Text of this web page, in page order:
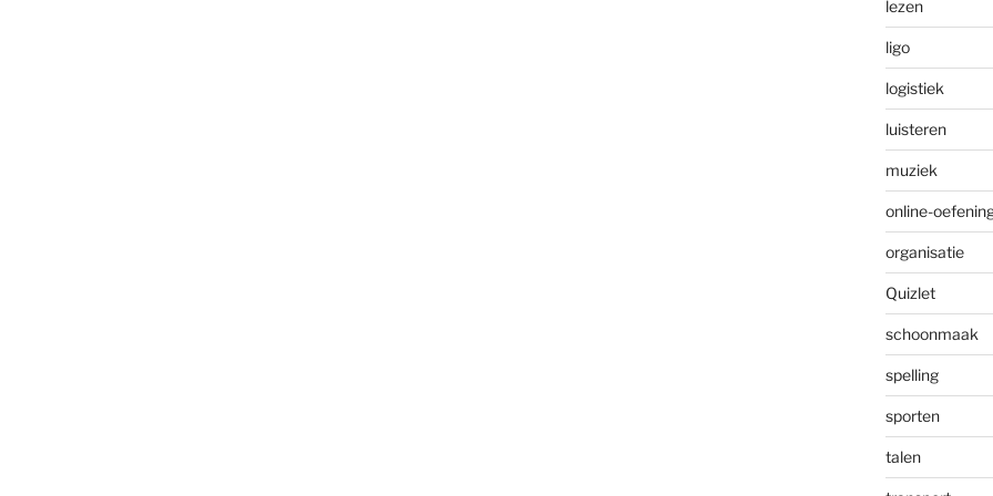
lezen
ligo
logistiek
luisteren
muziek
online-
organisatie
Quizlet
schoonmaak
spelling
sporten
talen